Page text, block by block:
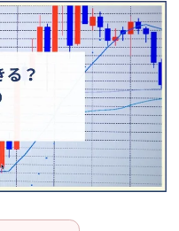
借金返済相談・交渉
任意整理
会社破産・法人破産
消費者金融・サラ金
費用相場
コラム
個人再生（民事再生）
過払金